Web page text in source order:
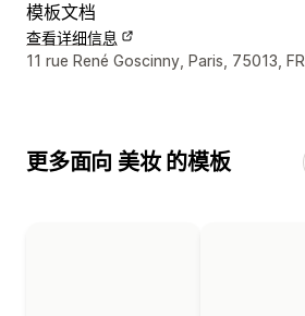
模板文档
查看详细信息
设计师联系方式
11 rue René Goscinny, Paris, 75013, FR
更多面向 美妆 的模板